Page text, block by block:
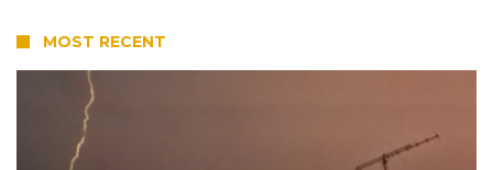
MOST RECENT